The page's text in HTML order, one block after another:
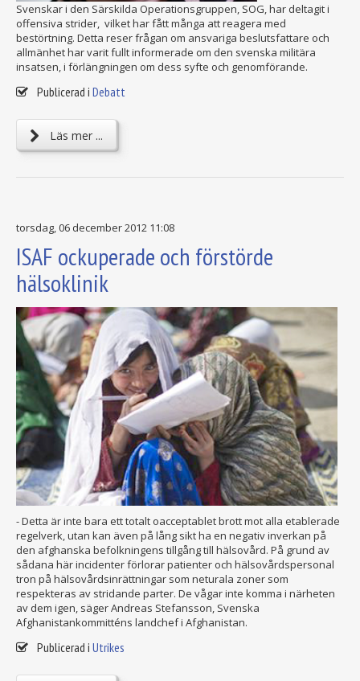
Svenskar i den Särskilda Operationsgruppen, SOG, har deltagit i
offensiva strider, vilket har fått många att reagera med
bestörtning. Detta reser frågan om ansvariga beslutsfattare och
allmänhet har varit fullt informerade om den svenska militära
insatsen, i förlängningen om dess syfte och genomförande.
Publicerad i Debatt
Läs mer ...
torsdag, 06 december 2012 11:08
ISAF ockuperade och förstörde
hälsoklinik
- Detta är inte bara ett totalt oacceptablet brott mot alla etablerade
regelverk, utan kan även på lång sikt ha en negativ inverkan på
den afghanska befolkningens tillgång till hälsovård. På grund av
sådana här incidenter förlorar patienter och hälsovårdspersonal
tron på hälsovårdsinrättningar som neturala zoner som
respekteras av stridande parter. De vågar inte komma i närheten
av dem igen, säger Andreas Stefansson, Svenska
Afghanistankommitténs landchef i Afghanistan.
Publicerad i Utrikes